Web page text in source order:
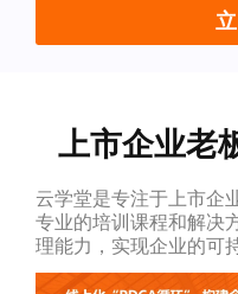
上市企业老
云学堂是专注于上市企
专业的培训课程和解决
理能力，实现企业的可